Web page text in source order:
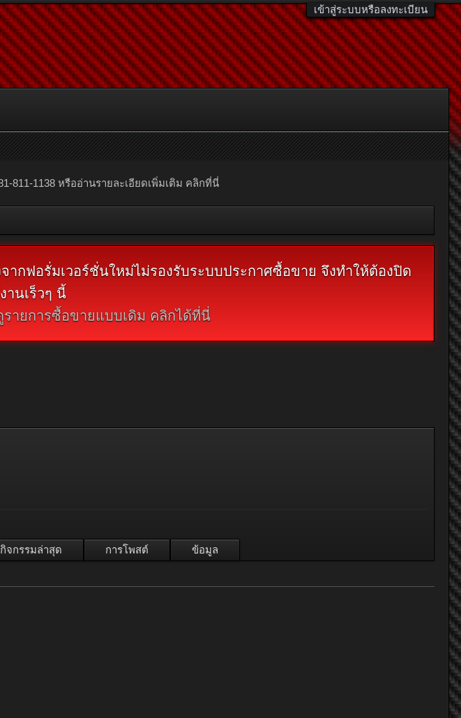
เข้าสู่ระบบหรือลงทะเบียน
811-1138 หรืออ่านรายละเอียดเพิ่มเติม คลิกที่นี่
กฟอรั่มเวอร์ชั่นใหม่ไม่รองรับระบบประกาศซื้อขาย จึงทำให้ต้องปิด
านเร็วๆ นี้
ายการซื้อขายแบบเดิม คลิกได้ที่นี่
กิจกรรมล่าสุด การโพสต์ ข้อมูล